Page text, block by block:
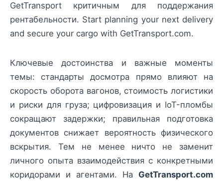
GetTransport критичным для поддержания
рентабельности. Start planning your next delivery
and secure your cargo with GetTransport.com.
Ключевые достоинства и важные моменты
темы: стандарты досмотра прямо влияют на
скорость оборота вагонов, стоимость логистики
и риски для груза; цифровизация и IoT-пломбы
сокращают задержки; правильная подготовка
документов снижает вероятность физического
вскрытия. Тем не менее ничто не заменит
личного опыта взаимодействия с конкретными
коридорами и агентами. На GetTransport.com